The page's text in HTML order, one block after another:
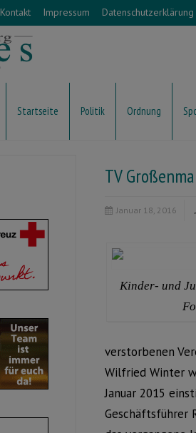
Kontakt Impressum Datenschutzerklärung
Startseite Politik Ordnung
TV
Januar 18, 2016
Kinder- und
verstorbenen
Wilfried Winter
Januar 2015
Geschäftsführer